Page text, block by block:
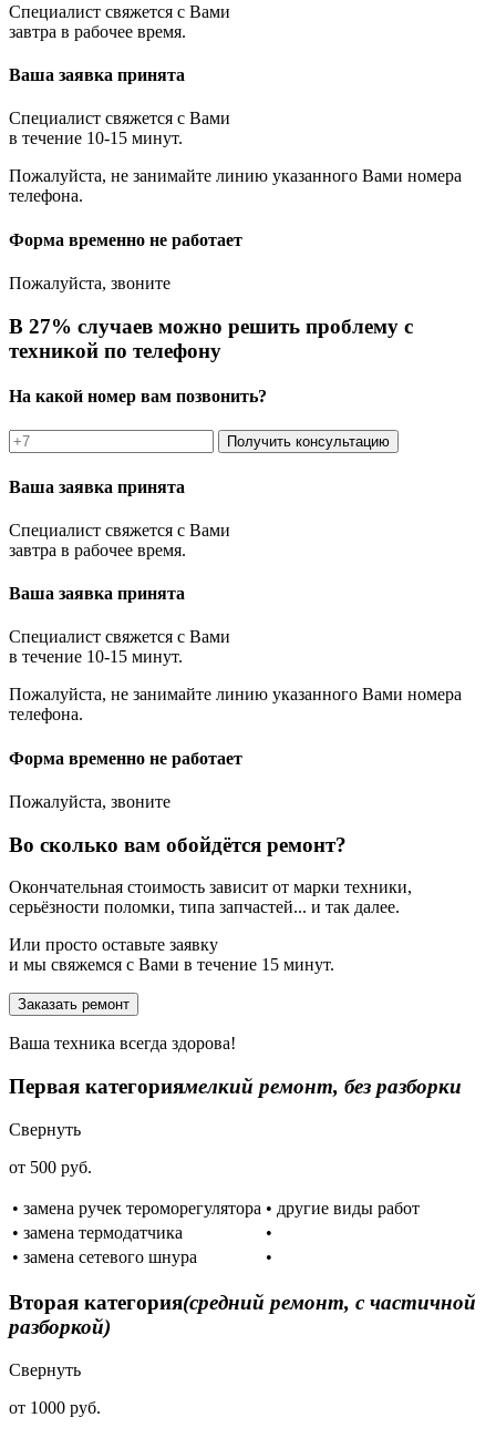
Специалист свяжется с Вами
завтра в рабочее время.
Ваша заявка принята
Специалист свяжется с Вами
в течение 10-15 минут.
Пожалуйста, не занимайте линию указанного Вами номера
телефона.
Форма временно не работает
Пожалуйста, звоните
В 27% случаев можно решить проблему с
техникой по телефону
На какой номер вам позвонить?
Получить консультацию
Ваша заявка принята
Специалист свяжется с Вами
завтра в рабочее время.
Ваша заявка принята
Специалист свяжется с Вами
в течение 10-15 минут.
Пожалуйста, не занимайте линию указанного Вами номера
телефона.
Форма временно не работает
Пожалуйста, звоните
Во сколько вам обойдётся ремонт?
Окончательная стоимость зависит от марки техники,
серьёзности поломки, типа запчастей... и так далее.
Или просто оставьте заявку
и мы свяжемся с Вами в течение 15 минут.
Заказать ремонт
Ваша техника всегда здорова!
Первая категориямелкий ремонт, без разборки
Свернуть
от 500 руб.
• замена ручек тероморегулятора • другие виды работ
• замена термодатчика
•
• замена сетевого шнура
•
Вторая категория(средний ремонт, с частичной
разборкой)
Свернуть
от 1000 руб.